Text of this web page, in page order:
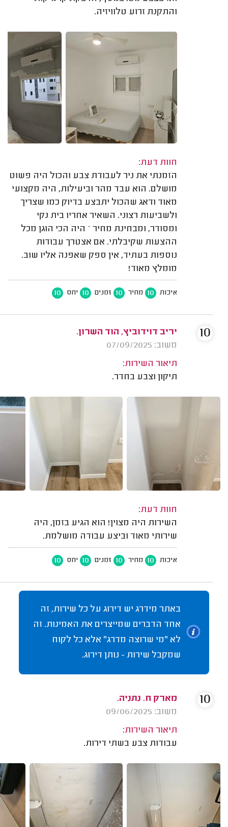
והתקנת זרוע טלוויזיה.
חוות דעת:
הזמנתי את ניר לעבודת צבע והכול היה פשוט
מושלם. הוא עבד מהר וביעילות, היה מקצועי
מאוד ודאג שהכול יתבצע בדיוק כמו שצריך
ולשביעות רצוני. השאיר אחריו בית נקי
ומסודר, ומבחינת מחיר – היה הכי הוגן מכל
ההצעות שקיבלתי. אם אצטרך עבודות
נוספות בעתיד, אין ספק שאפנה אליו שוב.
מומלץ מאוד!
איכות 10 מחיר 10 זמנים 10 יחס 10
יריב דוידוביץ, הוד השרון.
משוב: 07/09/2025
תיאור השירות:
תיקון וצבע בחדר.
חוות דעת:
השירות היה מצוין! הוא הגיע בזמן, היה
שירותי מאוד וביצע עבודה מושלמת.
איכות 10 מחיר 10 זמנים 10 יחס 10
10
באתר מידרג יש דירוג על כל שירות, זה
אחד הדברים שמייצרים את האמינות. זה
לא "מי שרוצה מדרג" אלא כל לקוח
שמקבל שירות - נותן דירוג.
מארק ח. נתניה.
משוב: 09/06/2025
תיאור השירות:
עבודות צבע בשתי דירות.
10